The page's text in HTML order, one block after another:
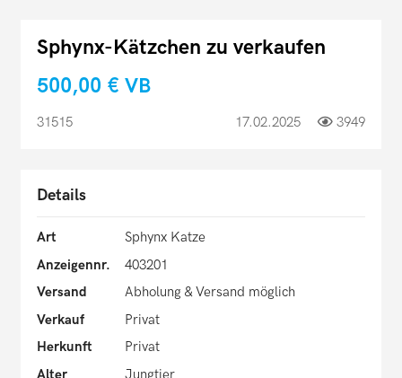
Sphynx-Kätzchen zu verkaufen
500,00 € VB
31515 17.02.2025 3949
Details
Art
Sphynx Katze
Anzeigennr.
403201
Versand
Abholung & Versand möglich
Verkauf
Privat
Herkunft
Privat
Alter
Jungtier